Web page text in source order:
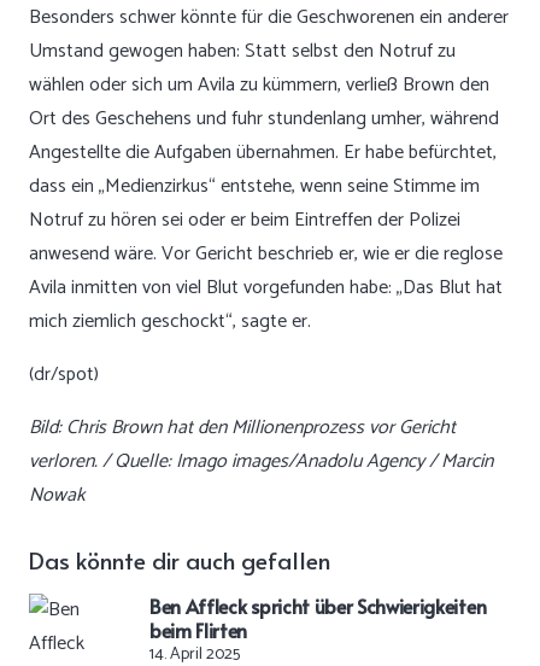
Besonders schwer könnte für die Geschworenen ein anderer
Umstand gewogen haben: Statt selbst den Notruf zu
wählen oder sich um Avila zu kümmern, verließ Brown den
Ort des Geschehens und fuhr stundenlang umher, während
Angestellte die Aufgaben übernahmen. Er habe befürchtet,
dass ein „Medienzirkus“ entstehe, wenn seine Stimme im
Notruf zu hören sei oder er beim Eintreffen der Polizei
anwesend wäre. Vor Gericht beschrieb er, wie er die reglose
Avila inmitten von viel Blut vorgefunden habe: „Das Blut hat
mich ziemlich geschockt“, sagte er.
(dr/spot)
Bild: Chris Brown hat den Millionenprozess vor Gericht
verloren. / Quelle: Imago images/Anadolu Agency / Marcin
Nowak
Das könnte dir auch gefallen
Ben Affleck spricht über Schwierigkeiten
beim Flirten
14. April 2025